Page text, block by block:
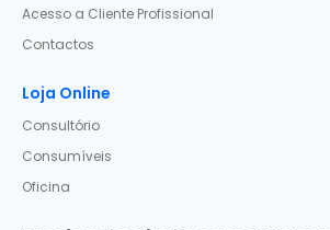
Acesso a Cliente Profissional
Contactos
Loja Online
Consultório
Consumíveis
Oficina